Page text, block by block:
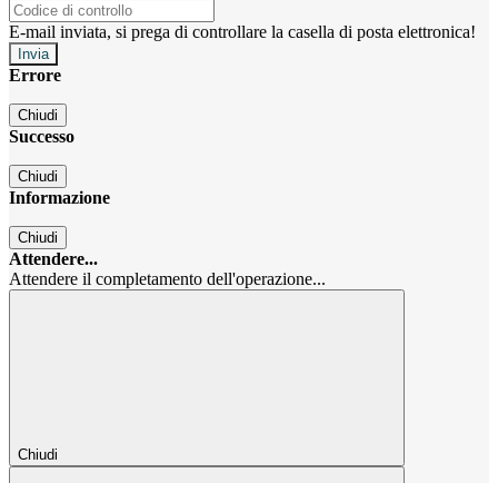
E-mail inviata, si prega di controllare la casella di posta elettronica!
Errore
Chiudi
Successo
Chiudi
Informazione
Chiudi
Attendere...
Attendere il completamento dell'operazione...
Chiudi